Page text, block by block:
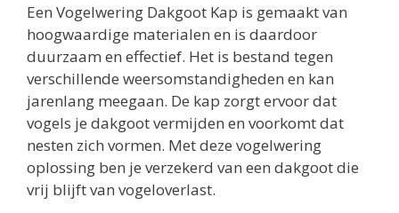
Een Vogelwering Dakgoot Kap is gemaakt van
hoogwaardige materialen en is daardoor
duurzaam en effectief. Het is bestand tegen
verschillende weersomstandigheden en kan
jarenlang meegaan. De kap zorgt ervoor dat
vogels je dakgoot vermijden en voorkomt dat
nesten zich vormen. Met deze vogelwering
oplossing ben je verzekerd van een dakgoot die
vrij blijft van vogeloverlast.